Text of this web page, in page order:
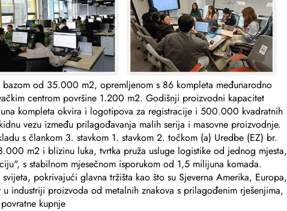
od 35.000 m2, opremljenom s 86 kompleta međunarodno
centrom površine 1.200 m2. Godišnji proizvodni kapacitet
kompleta okvira i logotipova za registracije i 500.000 kvadratnih
vezu između prilagođavanja malih serija i masovne proizvodnje.
s člankom 3. stavkom 1. stavkom 2. točkom (a) Uredbe (EZ) br.
m2 i blizinu luka, tvrtka pruža usluge logistike od jednog mjesta,
s stabilnom mjesečnom isporukom od 1,5 milijuna komada.
pokrivajući glavna tržišta kao što su Sjeverna Amerika, Europa,
industriji proizvoda od metalnih znakova s prilagođenim rješenjima,
kupnje